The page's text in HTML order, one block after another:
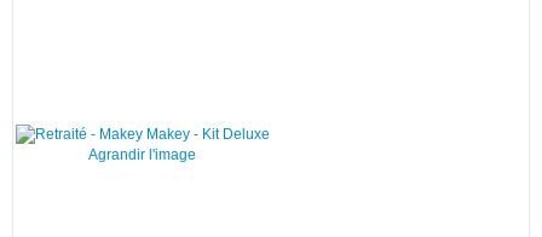
Agrandir l'image